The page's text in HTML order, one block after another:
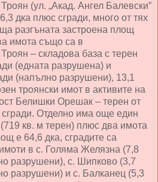
(ул. „Акад. Ангел Балевски”
дка плюс сгради, много от тях
разгъната застроена площ
имота също са в
– складова база с терен
(едната разрушена) и
(напълно разрушени), 13,1
троянски имот в активите на
Белишки Орешак – терен от
Отделно има още един
кв. м терен) плюс два имота
е 64,6 дка, сградите са
в с. Голяма Желязна (7,8
разрушени), с. Шипково (3,7
разрушени) и с. Балканец (5,3